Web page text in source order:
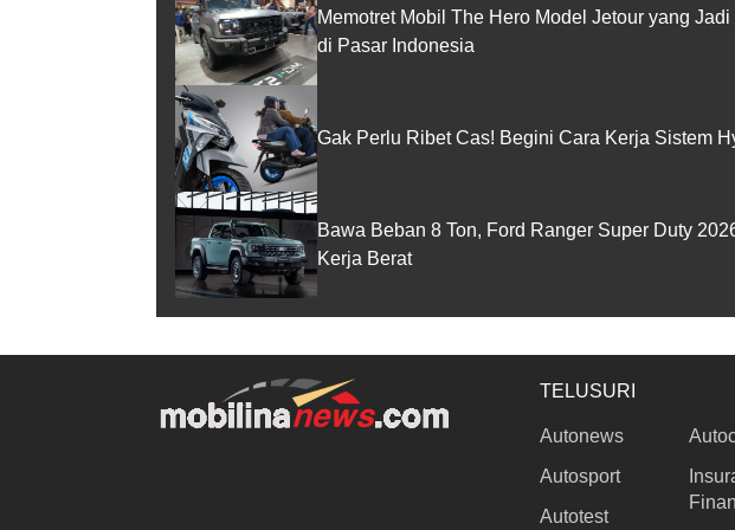
Memotret Mobil The Hero Model Jetour yang
di Pasar Indonesia
Gak Perlu Ribet Cas! Begini Cara Kerja Sistem
Bawa Beban 8 Ton, Ford Ranger Super Duty
Kerja Berat
TELUSURI
Autonews
Autosport
Autotest